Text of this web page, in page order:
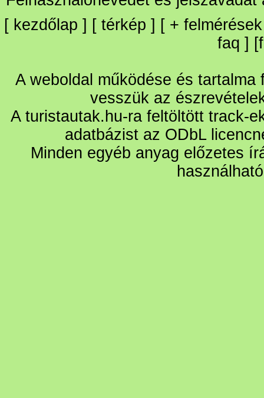
[ kezdőlap ] [ térkép ] [ + felmérések
faq ] [
A weboldal működése és
vesszük az
A turistautak.hu-ra feltöltött track-
adatbázist az ODbL
Minden egyéb anyag előzetes